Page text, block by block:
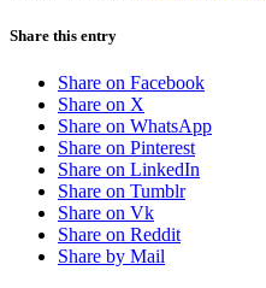
Share this entry
Share on Facebook
Share on X
Share on WhatsApp
Share on Pinterest
Share on LinkedIn
Share on Tumblr
Share on Vk
Share on Reddit
Share by Mail